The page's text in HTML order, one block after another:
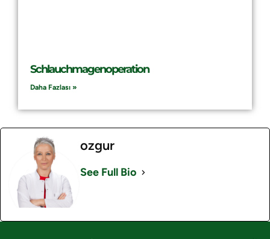
Schlauchmagenoperation
Daha Fazlası »
ozgur
See Full Bio